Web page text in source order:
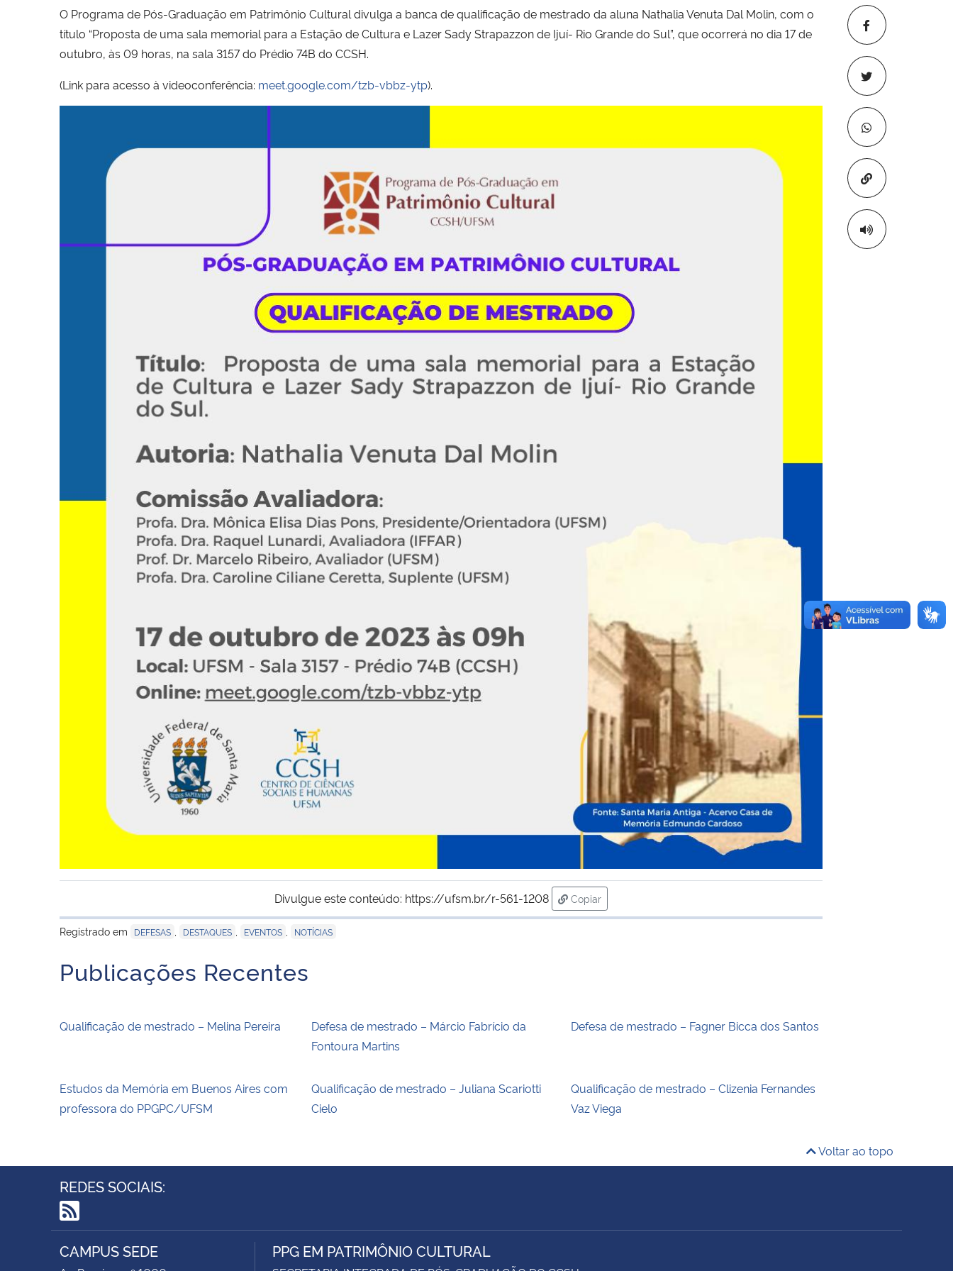
Copiar para
O Programa de Pós-Graduação em Patrimônio Cultural divulga a banca de qualificação de mestrado da aluna Nathalia Venuta Dal Molin, com o
título “Proposta de uma sala memorial para a Estação de Cultura e Lazer Sady Strapazzon de Ijuí- Rio Grande do Sul”, que ocorrerá no dia 17 de
outubro, às 09 horas, na sala 3157 do Prédio 74B do CCSH.
(Link para acesso à videoconferência: meet.google.com/tzb-vbbz-ytp).
Divulgue este conteúdo: https://ufsm.br/r-561-1208
Copiar
para área de transferência
Registrado em
DEFESAS DESTAQUES EVENTOS NOTÍCIAS
Publicações Recentes
Qualificação de mestrado – Melina Pereira
Defesa de mestrado – Márcio Fabrício da
Fontoura Martins
Defesa de mestrado – Fagner Bicca dos Santos
Estudos da Memória em Buenos Aires com
professora do PPGPC/UFSM
Qualificação de mestrado – Juliana Scariotti
Cielo
Qualificação de mestrado – Clizenia Fernandes
Vaz Viega
Voltar ao topo
REDES SOCIAIS:
RSS
CAMPUS SEDE PPG EM PATRIMÔNIO CULTURAL